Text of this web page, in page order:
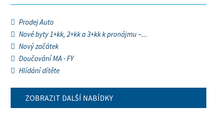
Prodej Auto
Nové byty 1+kk, 2+kk a 3+kk k pronájmu –...
Nový začátek
Doučování MA - FY
Hlídání dítěte
ZOBRAZIT DALŠÍ NABÍDKY